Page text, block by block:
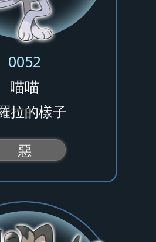
0052
喵喵
拉的樣子
惡